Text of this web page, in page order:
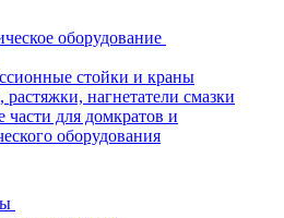
оборудование
стойки и краны
нагнетатели смазки
части для домкратов и
оборудования